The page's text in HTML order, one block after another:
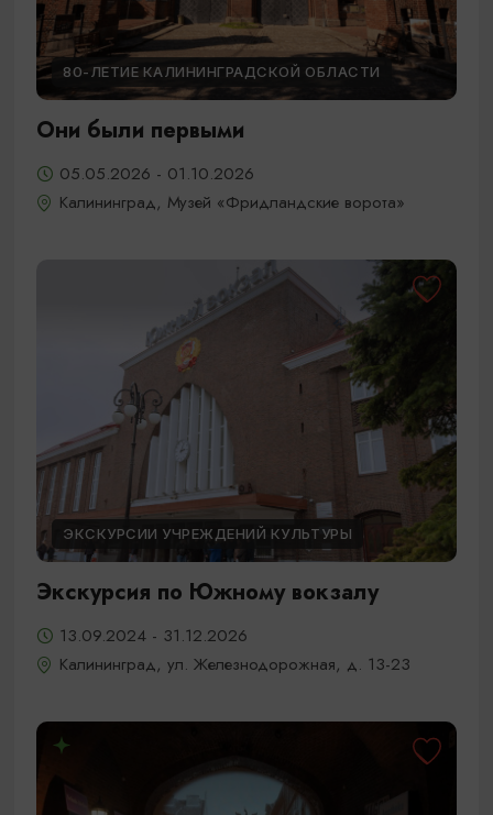
80-ЛЕТИЕ КАЛИНИНГРАДСКОЙ ОБЛАСТИ
Они были первыми
05.05.2026 - 01.10.2026
Калининград, Музей «Фридландские ворота»
ЭКСКУРСИИ УЧРЕЖДЕНИЙ КУЛЬТУРЫ
Экскурсия по Южному вокзалу
13.09.2024 - 31.12.2026
Калининград, ул. Железнодорожная, д. 13-23